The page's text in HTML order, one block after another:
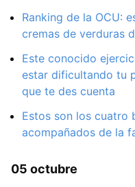
Ranking de la OCU:
cremas de verduras
Este conocido
estar dificultando tu
que te des cuenta
Estos son los cuatro
acompañados de la
05 octubre